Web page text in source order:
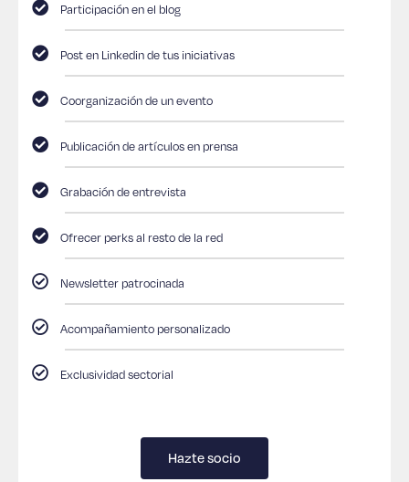
Participación en el blog
Post en Linkedin de tus iniciativas
Coorganización de un evento
Publicación de artículos en prensa
Grabación de entrevista
Ofrecer perks al resto de la red
Newsletter patrocinada
Acompañamiento personalizado
Exclusividad sectorial
Hazte socio